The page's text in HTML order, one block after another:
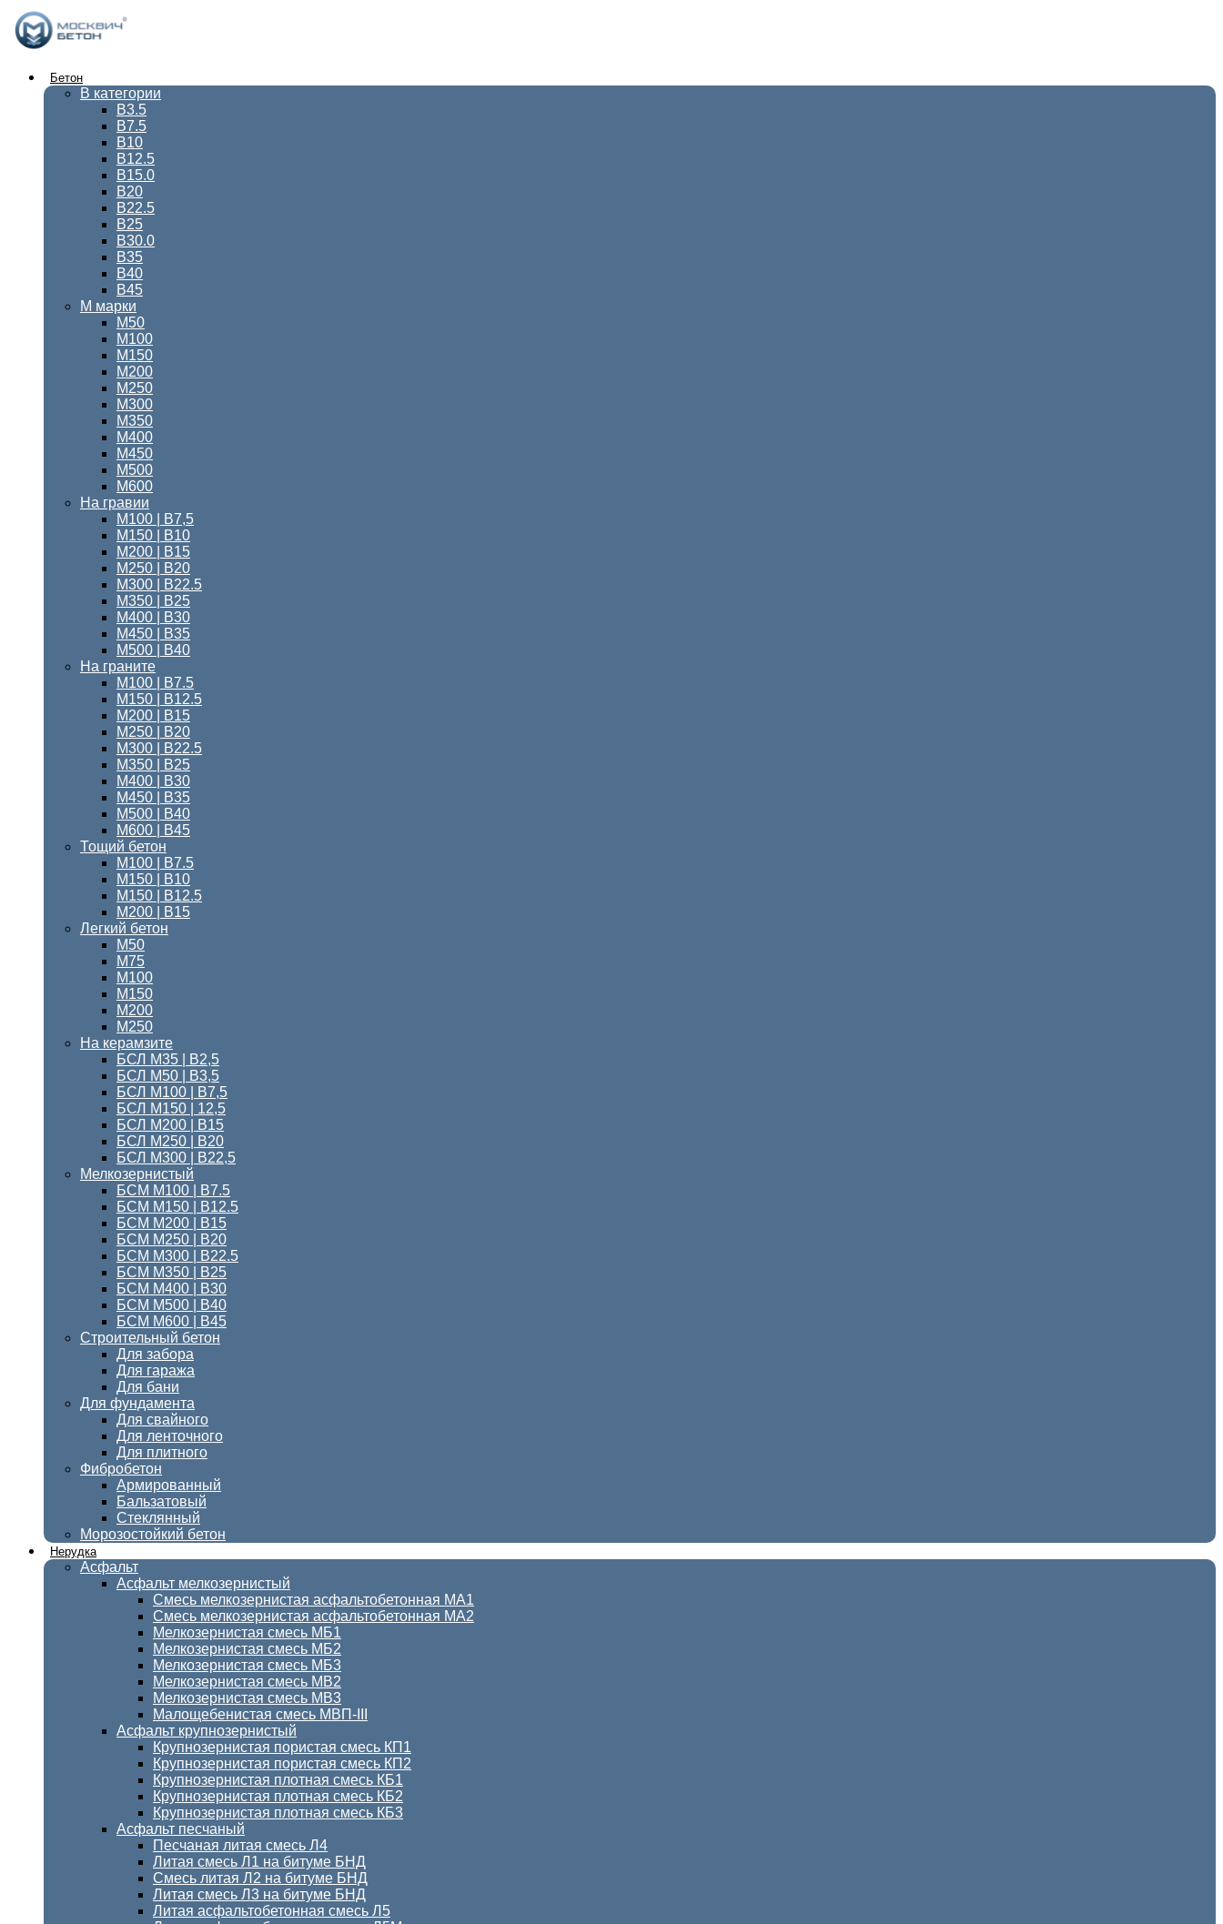
Перейти
содержимому
Бетон
В категории
В3.5
В7.5
В10
В12.5
В15.0
В20
В22.5
В25
В30.0
В35
В40
В45
М марки
М50
М100
М150
М200
М250
М300
М350
М400
М450
М500
М600
На гравии
М100 | B7,5
М150 | В10
М200 | B15
М250 | B20
М300 | B22.5
М350 | B25
М400 | B30
М450 | B35
М500 | B40
На граните
М100 | B7.5
M150 | B12.5
М200 | B15
М250 | B20
М300 | B22.5
М350 | B25
М400 | В30
М450 | В35
М500 | В40
М600 | В45
Тощий бетон
M100 | В7.5
М150 | B10
М150 | B12.5
М200 | В15
Легкий бетон
М50
М75
М100
М150
М200
М250
На керамзите
БСЛ М35 | В2,5
БСЛ М50 | В3,5
БСЛ М100 | В7,5
БСЛ М150 | 12,5
БСЛ М200 | В15
БСЛ M250 | В20
БСЛ М300 | B22,5
Мелкозернистый
БСМ M100 | B7.5
БСМ M150 | B12.5
БСМ М200 | В15
БСМ М250 | В20
БСМ М300 | В22.5
БСМ M350 | B25
БСМ М400 | B30
БСМ М500 | В40
БСМ М600 | В45
Строительный бетон
Для забора
Для гаража
Для бани
Для фундамента
Для свайного
Для ленточного
Для плитного
Фибробетон
Армированный
Бальзатовый
Стеклянный
Морозостойкий бетон
Нерудка
Асфальт
Асфальт мелкозернистый
Смесь мелкозернистая асфальтобетонная МА1
Смесь мелкозернистая асфальтобетонная МА2
Мелкозернистая смесь МБ1
Мелкозернистая смесь МБ2
Мелкозернистая смесь МБ3
Мелкозернистая смесь МВ2
Мелкозернистая смесь МВ3
Малощебенистая смесь МВП-III
Асфальт крупнозернистый
Крупнозернистая пористая смесь КП1
Крупнозернистая пористая смесь КП2
Крупнозернистая плотная смесь КБ1
Крупнозернистая плотная смесь КБ2
Крупнозернистая плотная смесь КБ3
Асфальт песчаный
Песчаная литая смесь Л4
Литая смесь Л1 на битуме БНД
Смесь литая Л2 на битуме БНД
Литая смесь Л3 на битуме БНД
Литая асфальтобетонная смесь Л5